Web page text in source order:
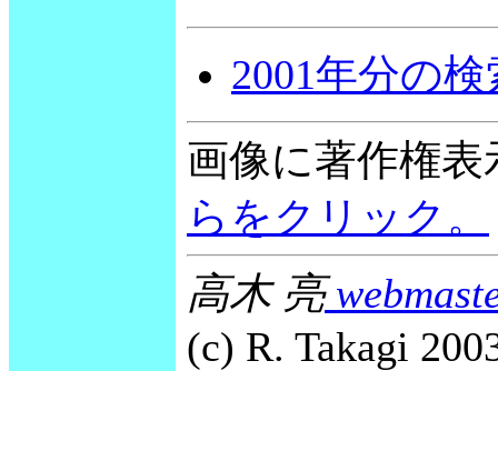
2001年分の
画像に著作権
らをクリック。
高木 亮
(c) R. Takagi